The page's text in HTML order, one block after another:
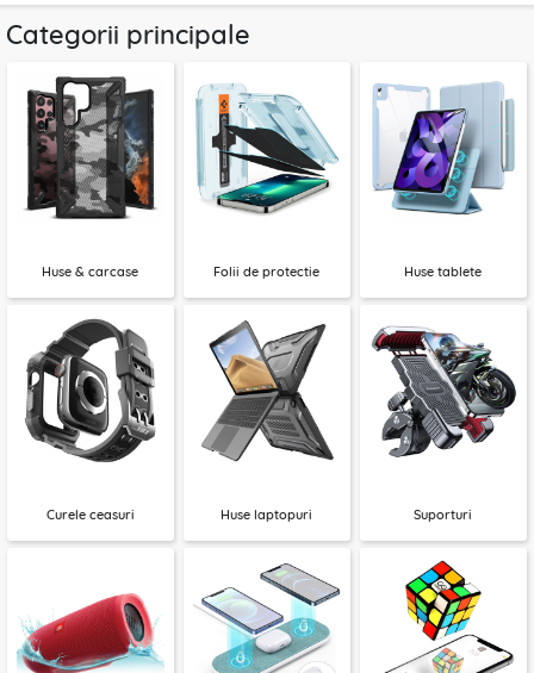
Categorii principale
Huse & carcase Folii de protectie Huse tablete
Curele ceasuri Huse laptopuri Suporturi